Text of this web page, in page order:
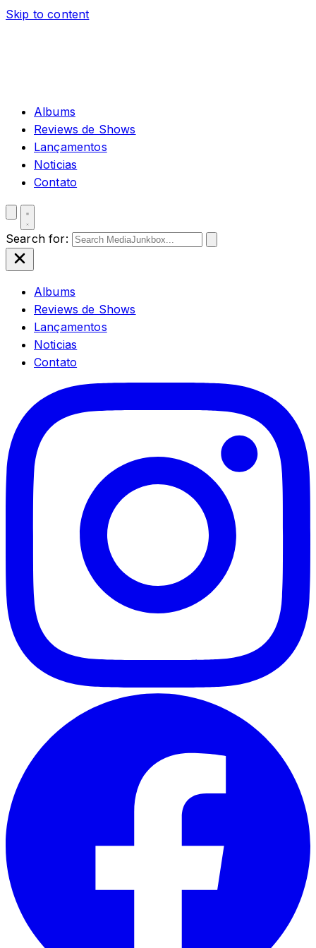
Skip to content
Albums
Reviews de Shows
Lançamentos
Noticias
Contato
Search for:
Albums
Reviews de Shows
Lançamentos
Noticias
Contato